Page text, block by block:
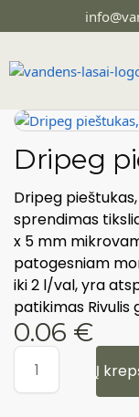
Dripeg
Dripeg
sprendimas
x 5 mm
patogesniam
iki 2 l/val, yra
patikimas Rivulis
0.06 €
Į